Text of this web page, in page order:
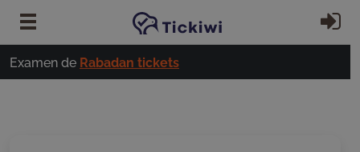
Passer au contenu principal
Examen de Rabadan tickets